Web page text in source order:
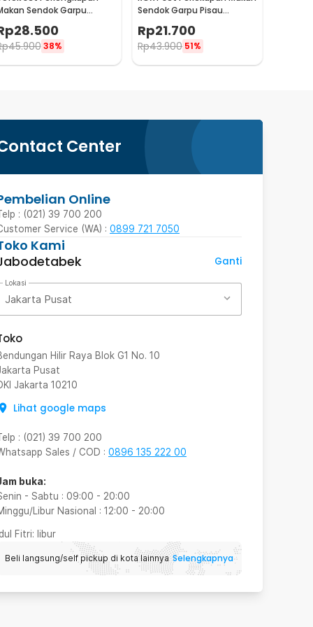
Sendok Garpu
Sumpit Sedotan dengan
- T5
28.500
45.900 38%
Sendok Garpu Pisau
- C24
Rp21.700
Rp43.900 51%
Center
Online
: (021) 39 700 200
Service (WA) : 0899 721 7050
Kami
Ganti
Lokasi
Jakarta Pusat
Hilir Raya Blok G1 No. 10
Pusat
Jakarta 10210
Lihat google maps
: (021) 39 700 200
Sales / COD : 0896 135 222 00
buka:
- Sabtu : 09:00 - 20:00
Libur Nasional : 12:00 - 20:00
Fitri: libur
Beli langsung/self pickup di kota lainnya Selengkapnya